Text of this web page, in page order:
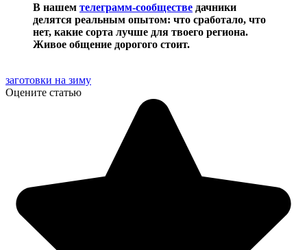
В нашем телеграмм-сообществе дачники
делятся реальным опытом: что сработало, что
нет, какие сорта лучше для твоего региона.
Живое общение дорогого стоит.
заготовки на зиму
Оцените статью